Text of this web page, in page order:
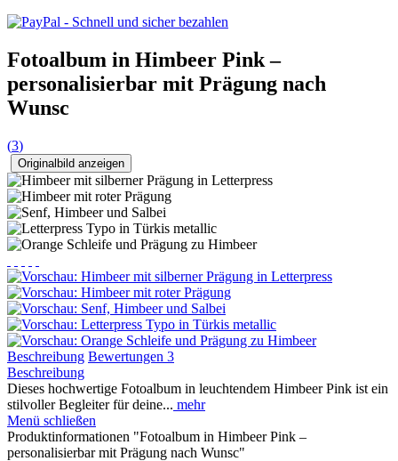
Fotoalbum in Himbeer Pink –
personalisierbar mit Prägung nach
Wunsc
(3)
Originalbild anzeigen
Beschreibung Bewertungen 3
Beschreibung
Dieses hochwertige Fotoalbum in leuchtendem Himbeer Pink ist ein
stilvoller Begleiter für deine... mehr
Menü schließen
Produktinformationen "Fotoalbum in Himbeer Pink –
personalisierbar mit Prägung nach Wunsc"